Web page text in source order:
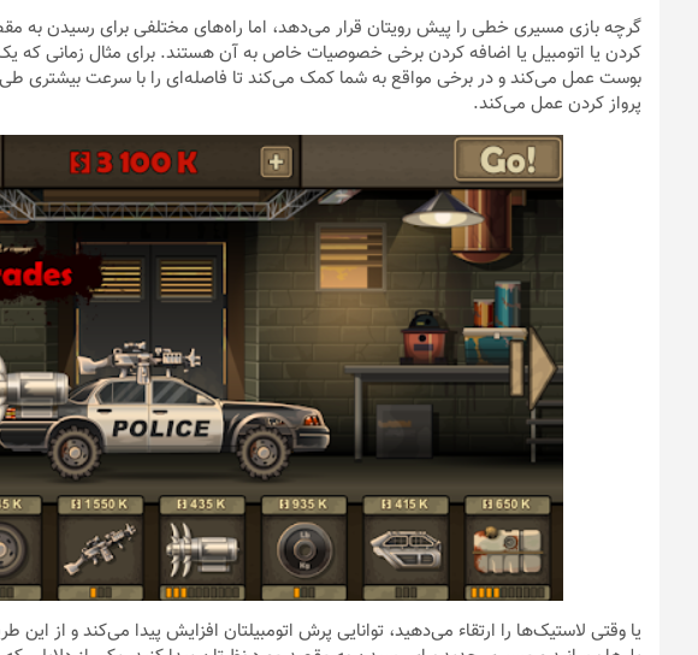
گرچه بازی مسیری خطی را پیش رویتان قرار می‌دهد، اما راه‌های مختلفی برای رسیدن به
کردن یا اتومبیل یا اضافه کردن برخی خصوصیات خاص به آن هستند. برای مثال زمانی که
بوست عمل می‌کند و در برخی مواقع به شما کمک می‌کند تا فاصله‌ای را با سرعت بیشتری طی
پرواز کردن عمل می‌کند.
یا وقتی لاستیک‌ها را ارتقاء می‌دهید، توانایی پرش اتومبیلتان افزایش پیدا می‌کند و از این